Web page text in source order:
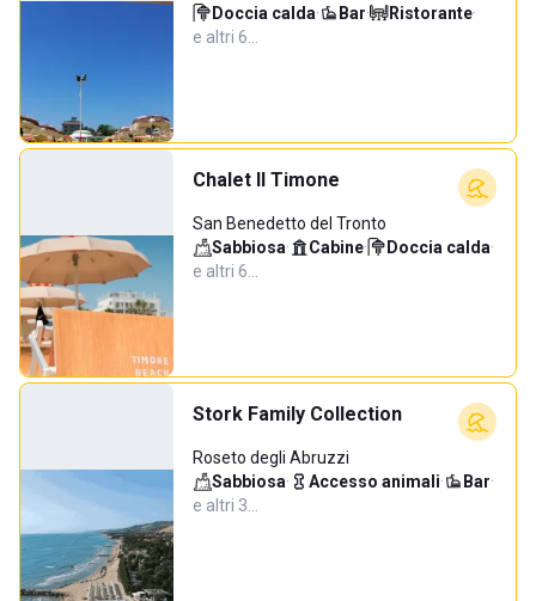
Doccia calda· Bar· Ristorante·
e altri 6…
Chalet Il Timone
San Benedetto del Tronto
Sabbiosa· Cabine· Doccia calda·
e altri 6…
Stork Family Collection
Roseto degli Abruzzi
Sabbiosa· Accesso animali· Bar·
e altri 3…